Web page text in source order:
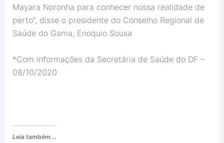
Mayara Noronha para conhecer nossa realidade de
perto”, disse o presidente do Conselho Regional de
Saúde do Gama, Enoquio Sousa
*Com informações da Secretária de Saúde do DF –
08/10/2020
Leia também...